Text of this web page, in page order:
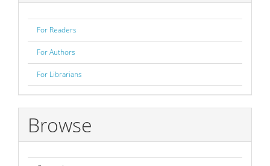
For Readers
For Authors
For Librarians
Browse